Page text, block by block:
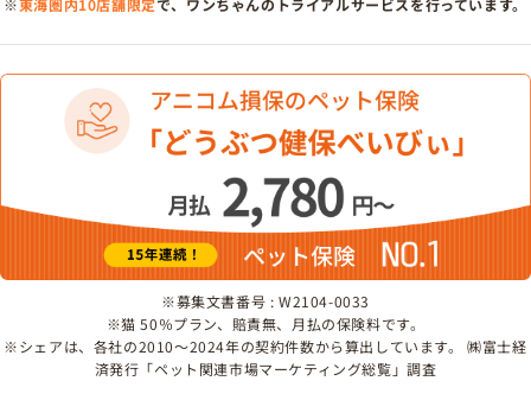
※東海圏内10店舗限定で、ワンちゃんのトライアルサービスを行っています。
※募集文書番号 : W2104-0033
※猫 50％プラン、賠責無、月払の保険料です。
※シェアは、各社の2010～2024年の契約件数から算出しています。 ㈱富士経
済発行「ペット関連市場マーケティング総覧」調査